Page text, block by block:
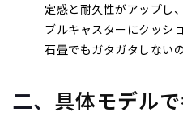
定感と耐久性がアップし
ブルキャスターにクッシ
石畳でもガタガタしない
二、 具体モデル
静音キャスタ
Trip 1302